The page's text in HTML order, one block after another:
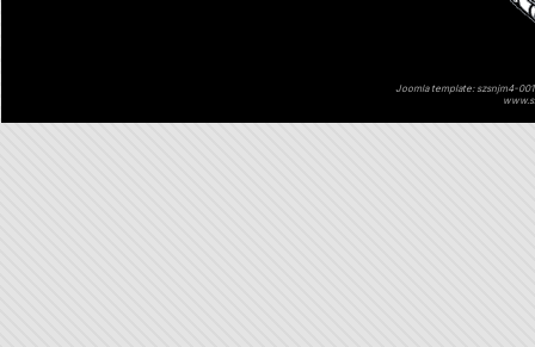
Joomla template: szsnjm4-